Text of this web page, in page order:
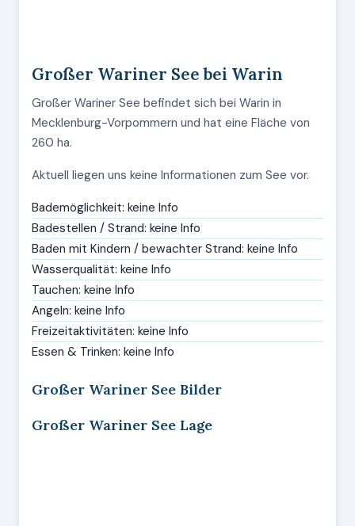
Großer Wariner See bei Warin
Großer Wariner See befindet sich bei Warin in
Mecklenburg-Vorpommern und hat eine Fläche von
260 ha.
Aktuell liegen uns keine Informationen zum See vor.
Bademöglichkeit: keine Info
Badestellen / Strand: keine Info
Baden mit Kindern / bewachter Strand: keine Info
Wasserqualität: keine Info
Tauchen: keine Info
Angeln: keine Info
Freizeitaktivitäten: keine Info
Essen & Trinken: keine Info
Großer Wariner See Bilder
Großer Wariner See Lage